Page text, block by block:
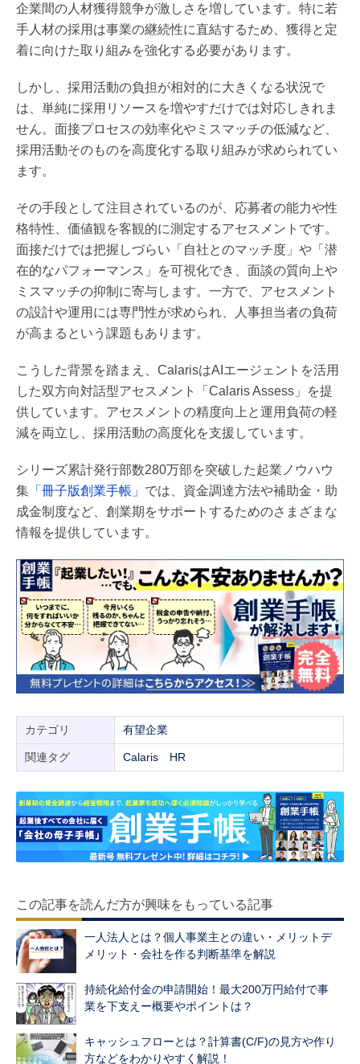
企業間の人材獲得競争が激しさを増しています。特に若
手人材の採用は事業の継続性に直結するため、獲得と定
着に向けた取り組みを強化する必要があります。
しかし、採用活動の負担が相対的に大きくなる状況で
は、単純に採用リソースを増やすだけでは対応しきれま
せん。面接プロセスの効率化やミスマッチの低減など、
採用活動そのものを高度化する取り組みが求められてい
ます。
その手段として注目されているのが、応募者の能力や性
格特性、価値観を客観的に測定するアセスメントです。
面接だけでは把握しづらい「自社とのマッチ度」や「潜
在的なパフォーマンス」を可視化でき、面談の質向上や
ミスマッチの抑制に寄与します。一方で、アセスメント
の設計や運用には専門性が求められ、人事担当者の負荷
が高まるという課題もあります。
こうした背景を踏まえ、CalarisはAIエージェントを活用
した双方向対話型アセスメント「Calaris Assess」を提
供しています。アセスメントの精度向上と運用負荷の軽
減を両立し、採用活動の高度化を支援しています。
シリーズ累計発行部数280万部を突破した起業ノウハウ
集 「冊子版創業手帳」 では、資金調達方法や補助金・助
成金制度など、創業期をサポートするためのさまざまな
情報を提供しています。
カテゴリ 有望企業
関連タグ Calaris HR
この記事を読んだ方が興味をもっている記事
一人法人とは？個人事業主との違い・メリットデ
メリット・会社を作る判断基準を解説
持続化給付金の申請開始！最大200万円給付で事
業を下支えー概要やポイントは？
キャッシュフローとは？計算書(C/F)の見方や作り
方などをわかりやすく解説！